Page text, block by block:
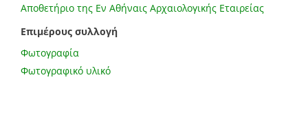
Αποθετήριο της Εν Αθήναις Αρχαιολογικής Εταιρείας
Επιμέρους συλλογή
Φωτογραφία
Φωτογραφικό υλικό